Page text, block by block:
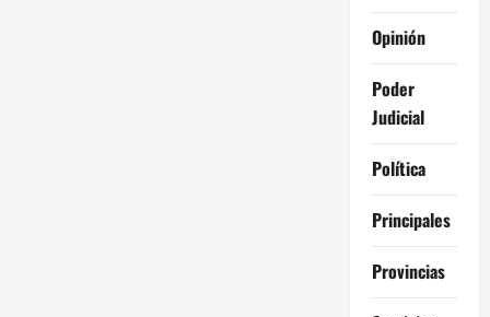
Opinión
Poder
Judicial
Política
Principales
Provincias